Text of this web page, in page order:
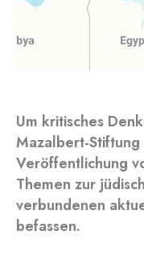
Um kritisches
Mazalbert-
Veröffentlichung
Themen zur
verbundenen
befassen.